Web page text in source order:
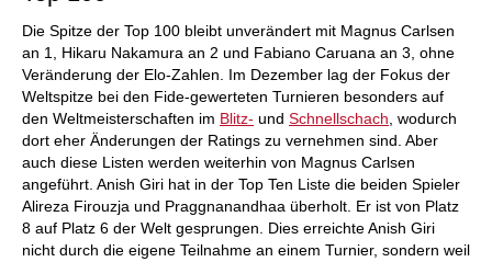
Die Spitze der Top 100 bleibt unverändert mit Magnus Carlsen
an 1, Hikaru Nakamura an 2 und Fabiano Caruana an 3, ohne
Veränderung der Elo-Zahlen. Im Dezember lag der Fokus der
Weltspitze bei den Fide-gewerteten Turnieren besonders auf
den Weltmeisterschaften im Blitz- und Schnellschach , wodurch
dort eher Änderungen der Ratings zu vernehmen sind. Aber
auch diese Listen werden weiterhin von Magnus Carlsen
angeführt. Anish Giri hat in der Top Ten Liste die beiden Spieler
Alireza Firouzja und Praggnanandhaa überholt. Er ist von Platz
8 auf Platz 6 der Welt gesprungen. Dies erreichte Anish Giri
nicht durch die eigene Teilnahme an einem Turnier, sondern weil